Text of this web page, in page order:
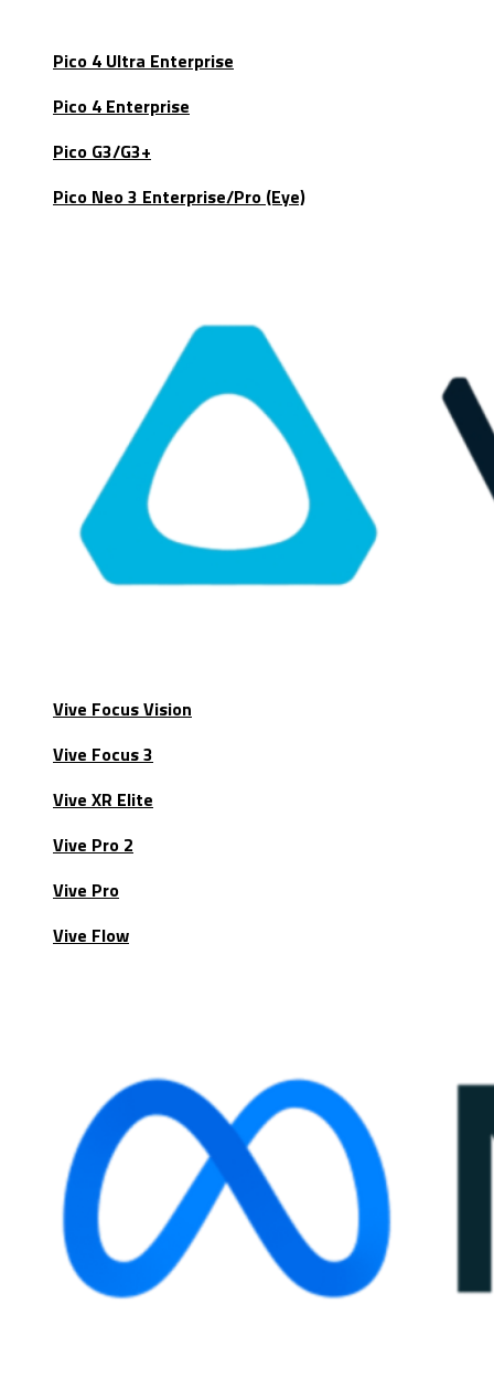
Pico 4 Ultra Enterprise
Pico 4 Enterprise
Pico G3/G3+
Pico Neo 3 Enterprise/Pro (Eye)
Vive Focus Vision
Vive Focus 3
Vive XR Elite
Vive Pro 2
Vive Pro
Vive Flow